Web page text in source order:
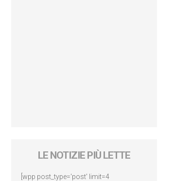
LE NOTIZIE PIÙ LETTE
[wpp post_type='post' limit=4